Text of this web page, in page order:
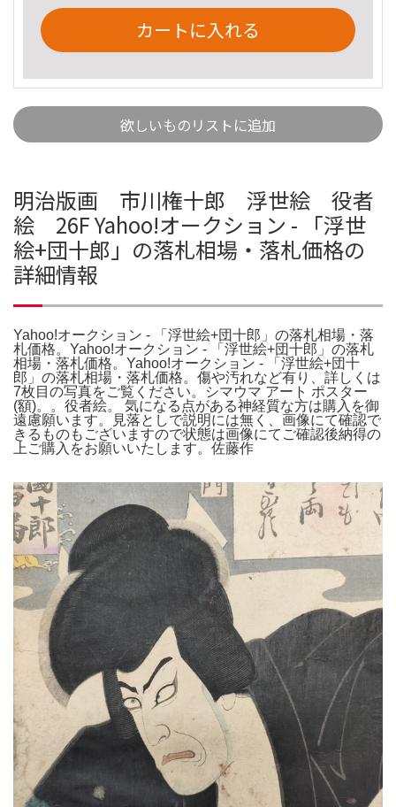
カートに入れる
欲しいものリストに追加
明治版画 市川権十郎 浮世絵 役者
絵 26F Yahoo!オークション - 「浮世
絵+団十郎」の落札相場・落札価格の
詳細情報
Yahoo!オークション - 「浮世絵+団十郎」の落札相場・落
札価格。Yahoo!オークション - 「浮世絵+団十郎」の落札
相場・落札価格。Yahoo!オークション - 「浮世絵+団十
郎」の落札相場・落札価格。傷や汚れなど有り、詳しくは
7枚目の写真をご覧ください。シマウマ アート ポスター
(額)。。役者絵。 気になる点がある神経質な方は購入を御
遠慮願います。見落としで説明には無く、画像にて確認で
きるものもございますので状態は画像にてご確認後納得の
上ご購入をお願いいたします。佐藤作